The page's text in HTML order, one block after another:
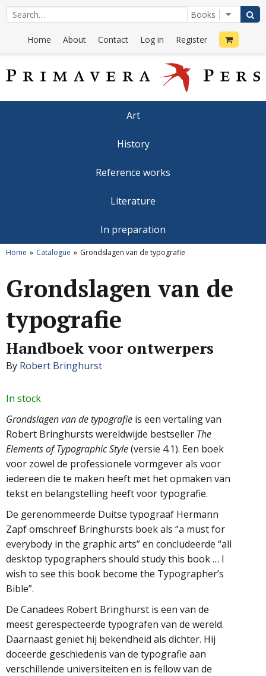
Home About Contact Log in Register
Art
History
Reference works
Literature
In preparation
Home Catalogue Grondslagen van de typografie
Grondslagen van de
typografie
Handboek voor ontwerpers
By Robert Bringhurst
In stock
Grondslagen van de typografie is een vertaling van
Robert Bringhursts wereldwijde bestseller The
Elements of Typographic Style(versie 4.1). Een boek
voor zowel de professionele vormgever als voor
iedereen die te maken heeft met het opmaken van
tekst en belangstelling heeft voor typografie.
De gerenommeerde Duitse typograaf Hermann
Zapf omschreef Bringhursts boek als “a must for
everybody in the graphic arts” en concludeerde “all
desktop typographers should study this book … I
wish to see this book become the Typographer’s
Bible”.
De Canadees Robert Bringhurst is een van de
meest gerespecteerde typografen van de wereld.
Daarnaast geniet hij bekendheid als dichter. Hij
doceerde geschiedenis van de typografie aan
verschillende universiteiten en is fellow van de